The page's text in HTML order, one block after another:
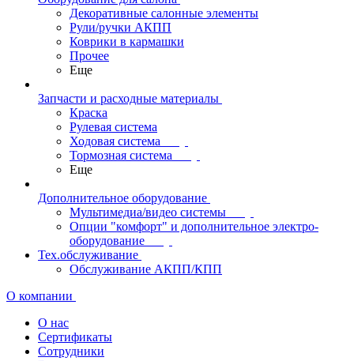
Декоративные салонные элементы
Рули/ручки АКПП
Коврики в кармашки
Прочее
Еще
Запчасти и расходные материалы
Краска
Рулевая система
Ходовая система
Тормозная система
Еще
Дополнительное оборудование
Мультимедиа/видео системы
Опции "комфорт" и дополнительное электро-
оборудование
Тех.обслуживание
Обслуживание АКПП/КПП
О компании
О нас
Сертификаты
Сотрудники